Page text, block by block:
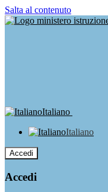
Salta al contenuto
Italiano
Italiano
Accedi
Accedi